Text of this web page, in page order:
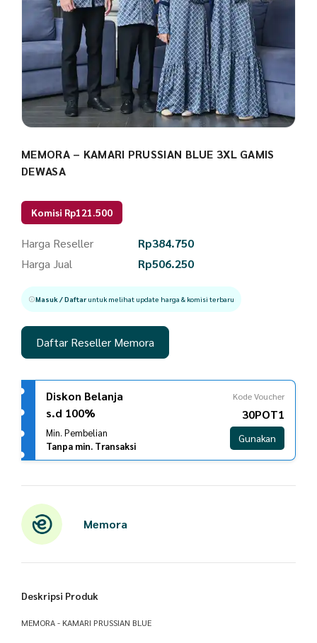
MEMORA – KAMARI PRUSSIAN BLUE 3XL GAMIS
DEWASA
Komisi Rp121.500
Harga Reseller Rp384.750
Harga Jual
Rp506.250
Masuk / Daftaruntuk melihat update harga & komisi terbaru
Daftar Reseller Memora
Diskon Belanja
s.d 100%
Min. Pembelian
Tanpa min. Transaksi
Kode Voucher
30POT1
Gunakan
Memora
Deskripsi Produk
MEMORA - KAMARI PRUSSIAN BLUE